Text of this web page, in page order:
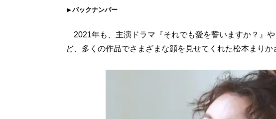
バックナンバー
2021年も、主演ドラマ『それでも愛を誓いますか？』
ど、多くの作品でさまざまな顔を見せてくれた松本まりか